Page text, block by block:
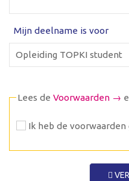
Mijn deelname is voor
Lees deVoorwaarden →
Ik heb de voorwaarden